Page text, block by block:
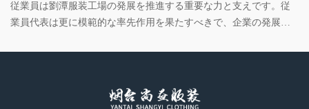
従業員は劉潭服装工場の発展を推進する重要な力と支えです。従
業員代表は更に模範的な率先作用を果たすべきで、企業の発展の